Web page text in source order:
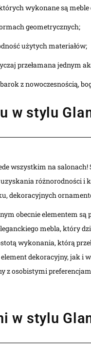
wykonane są
geometrycznych;
użytych materiałów;
przełamana jednym
z nowoczesnością,
w stylu
wszystkim na
różnorodności i
dekoracyjnych
obecnie elementem są
mebla, który
wykonania, którą
dekoracyjny, jak i
z osobistymi
w stylu